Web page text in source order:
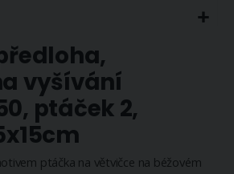
vyšívání
ptáček 2,
ptáčka na větvičce na béžovém